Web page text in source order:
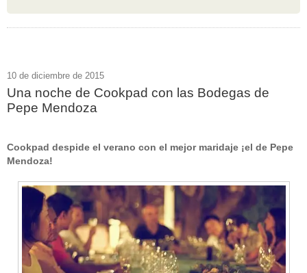
10 de diciembre de 2015
Una noche de Cookpad con las Bodegas de
Pepe Mendoza
Cookpad despide el verano con el mejor maridaje ¡el de Pepe
Mendoza!